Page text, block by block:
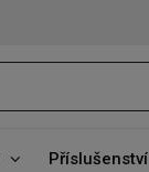
Příslušenství